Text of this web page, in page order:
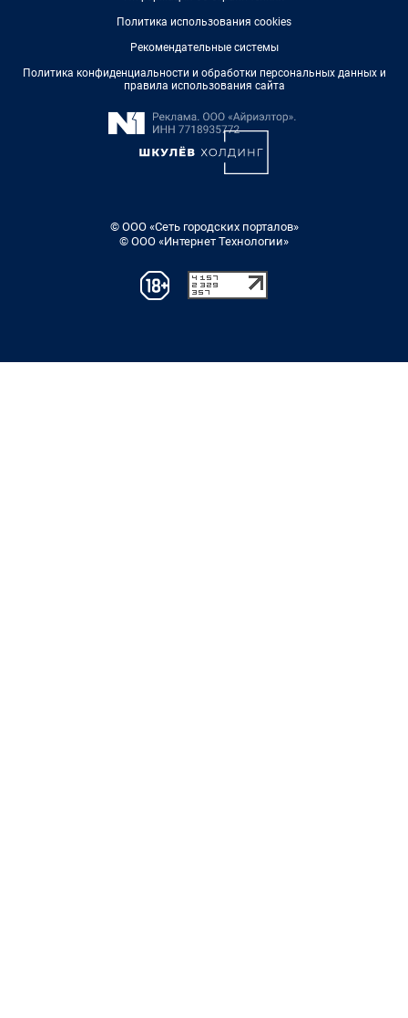
Политика использования cookies
Рекомендательные системы
Политика конфиденциальности и обработки персональных данных и
правила использования сайта
© ООО «Сеть городских порталов»
© ООО «Интернет Технологии»